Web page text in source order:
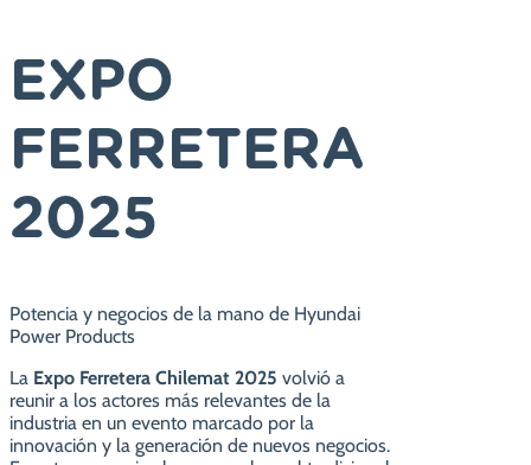
EXPO
FERRETERA
2025
Potencia y negocios de la mano de Hyundai
Power Products
La Expo Ferretera Chilemat 2025 volvió a
reunir a los actores más relevantes de la
industria en un evento marcado por la
innovación y la generación de nuevos negocios.